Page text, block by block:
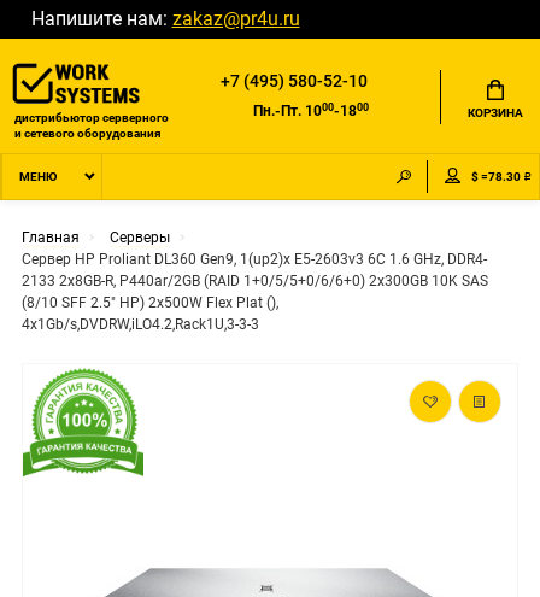
Напишите нам: zakaz@pr4u.ru
дистрибьютор серверного
и сетевого оборудования
+7 (495) 580-52-10
Пн.-Пт. 1000-1800 КОРЗИНА
МЕНЮ $ =78.30 ₽
Главная
Серверы
Сервер HP Proliant DL360 Gen9, 1(up2)x E5-2603v3 6C 1.6 GHz, DDR4-
2133 2x8GB-R, P440ar/2GB (RAID 1+0/5/5+0/6/6+0) 2x300GB 10K SAS
(8/10 SFF 2.5" HP) 2x500W Flex Plat (),
4x1Gb/s,DVDRW,iLO4.2,Rack1U,3-3-3